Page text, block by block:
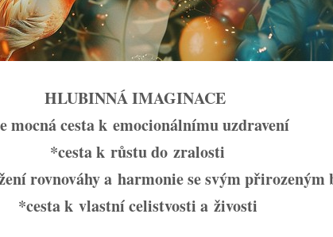
HLUBINNÁ IMAGINACE
mocná cesta k emocionálnímu uzdravení
*cesta k růstu do zralosti
rovnováhy a harmonie se svým přirozeným
*cesta k vlastní celistvosti a živosti